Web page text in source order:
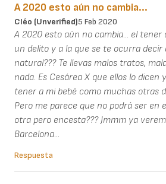
A 2020 esto aún no cambia...
Cléo (unverified)5 Feb 2020
A 2020 esto aún no cambia... el tener
un delito y a la que se te ocurra
natural??? Te llevas malos tratos,
nada. Es Cesárea X que ellos lo
tener a mi bebé como muchas otras
Pero me parece que no podrá ser en
otra pero encesta??? Jmmm ya
Barcelona...
Respuesta